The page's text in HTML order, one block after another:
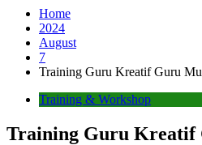
Home
2024
August
7
Training Guru Kreatif Guru
Training & Workshop
Training Guru Kreatif